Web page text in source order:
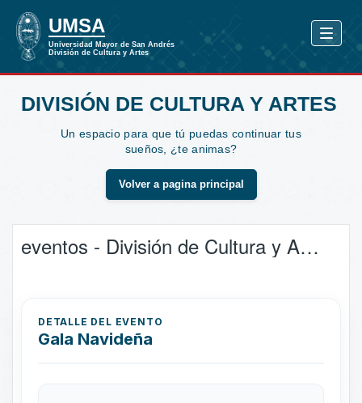
DIVISIÓN DE CULTURA Y ARTES
Un espacio para que tú puedas continuar tus
sueños, ¿te animas?
Volver a pagina principal
eventos - División de Cultura y Artes
DETALLE DEL EVENTO
Gala Navideña